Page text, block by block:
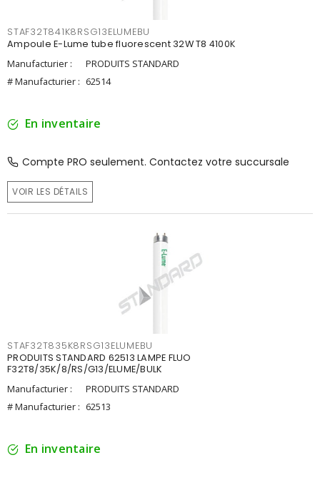
STAF32T841K8RSG13ELUMEBU
Ampoule E-Lume tube fluorescent 32W T8 4100K
Manufacturier :
PRODUITS STANDARD
# Manufacturier : 62514
En inventaire
Compte PRO seulement. Contactez votre succursale
VOIR LES DÉTAILS
STAF32T835K8RSG13ELUMEBU
PRODUITS STANDARD 62513 LAMPE FLUO
F32T8/35K/8/RS/G13/ELUME/BULK
Manufacturier :
PRODUITS STANDARD
# Manufacturier : 62513
En inventaire